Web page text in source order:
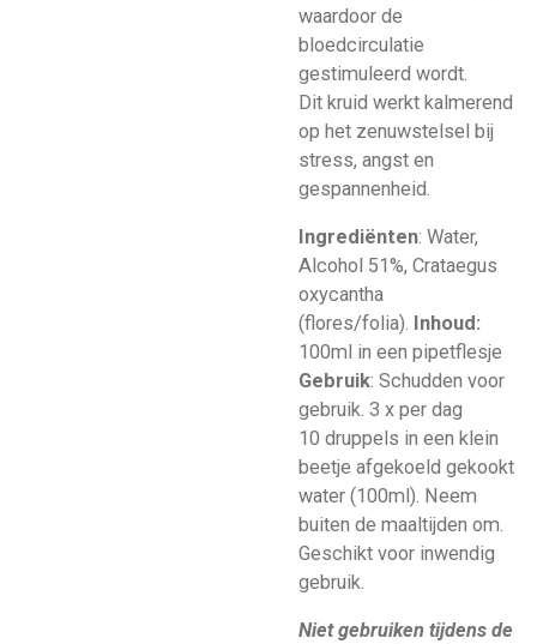
waardoor de
bloedcirculatie
gestimuleerd wordt.
Dit kruid werkt kalmerend
op het zenuwstelsel bij
stress, angst en
gespannenheid.
Ingrediënten: Water,
Alcohol 51%, Crataegus
oxycantha
(flores/folia). Inhoud:
100ml in een pipetflesje
Gebruik: Schudden voor
gebruik. 3 x per dag
10 druppels in een klein
beetje afgekoeld gekookt
water (100ml). Neem
buiten de maaltijden om.
Geschikt voor inwendig
gebruik.
Niet gebruiken tijdens de